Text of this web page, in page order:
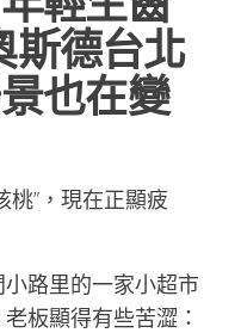
斯德台北
也在變
桃”，現在正顯疲
路里的一家小超市
板顯得有些苦澀：